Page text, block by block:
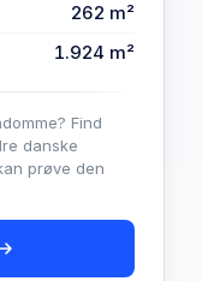
262 m²
1.924 m²
Find
danske
prøve den